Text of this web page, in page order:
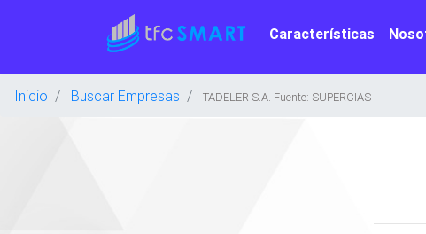
Características
Inicio Buscar Empresas TADELER S.A. Fuente: SUPERCIAS